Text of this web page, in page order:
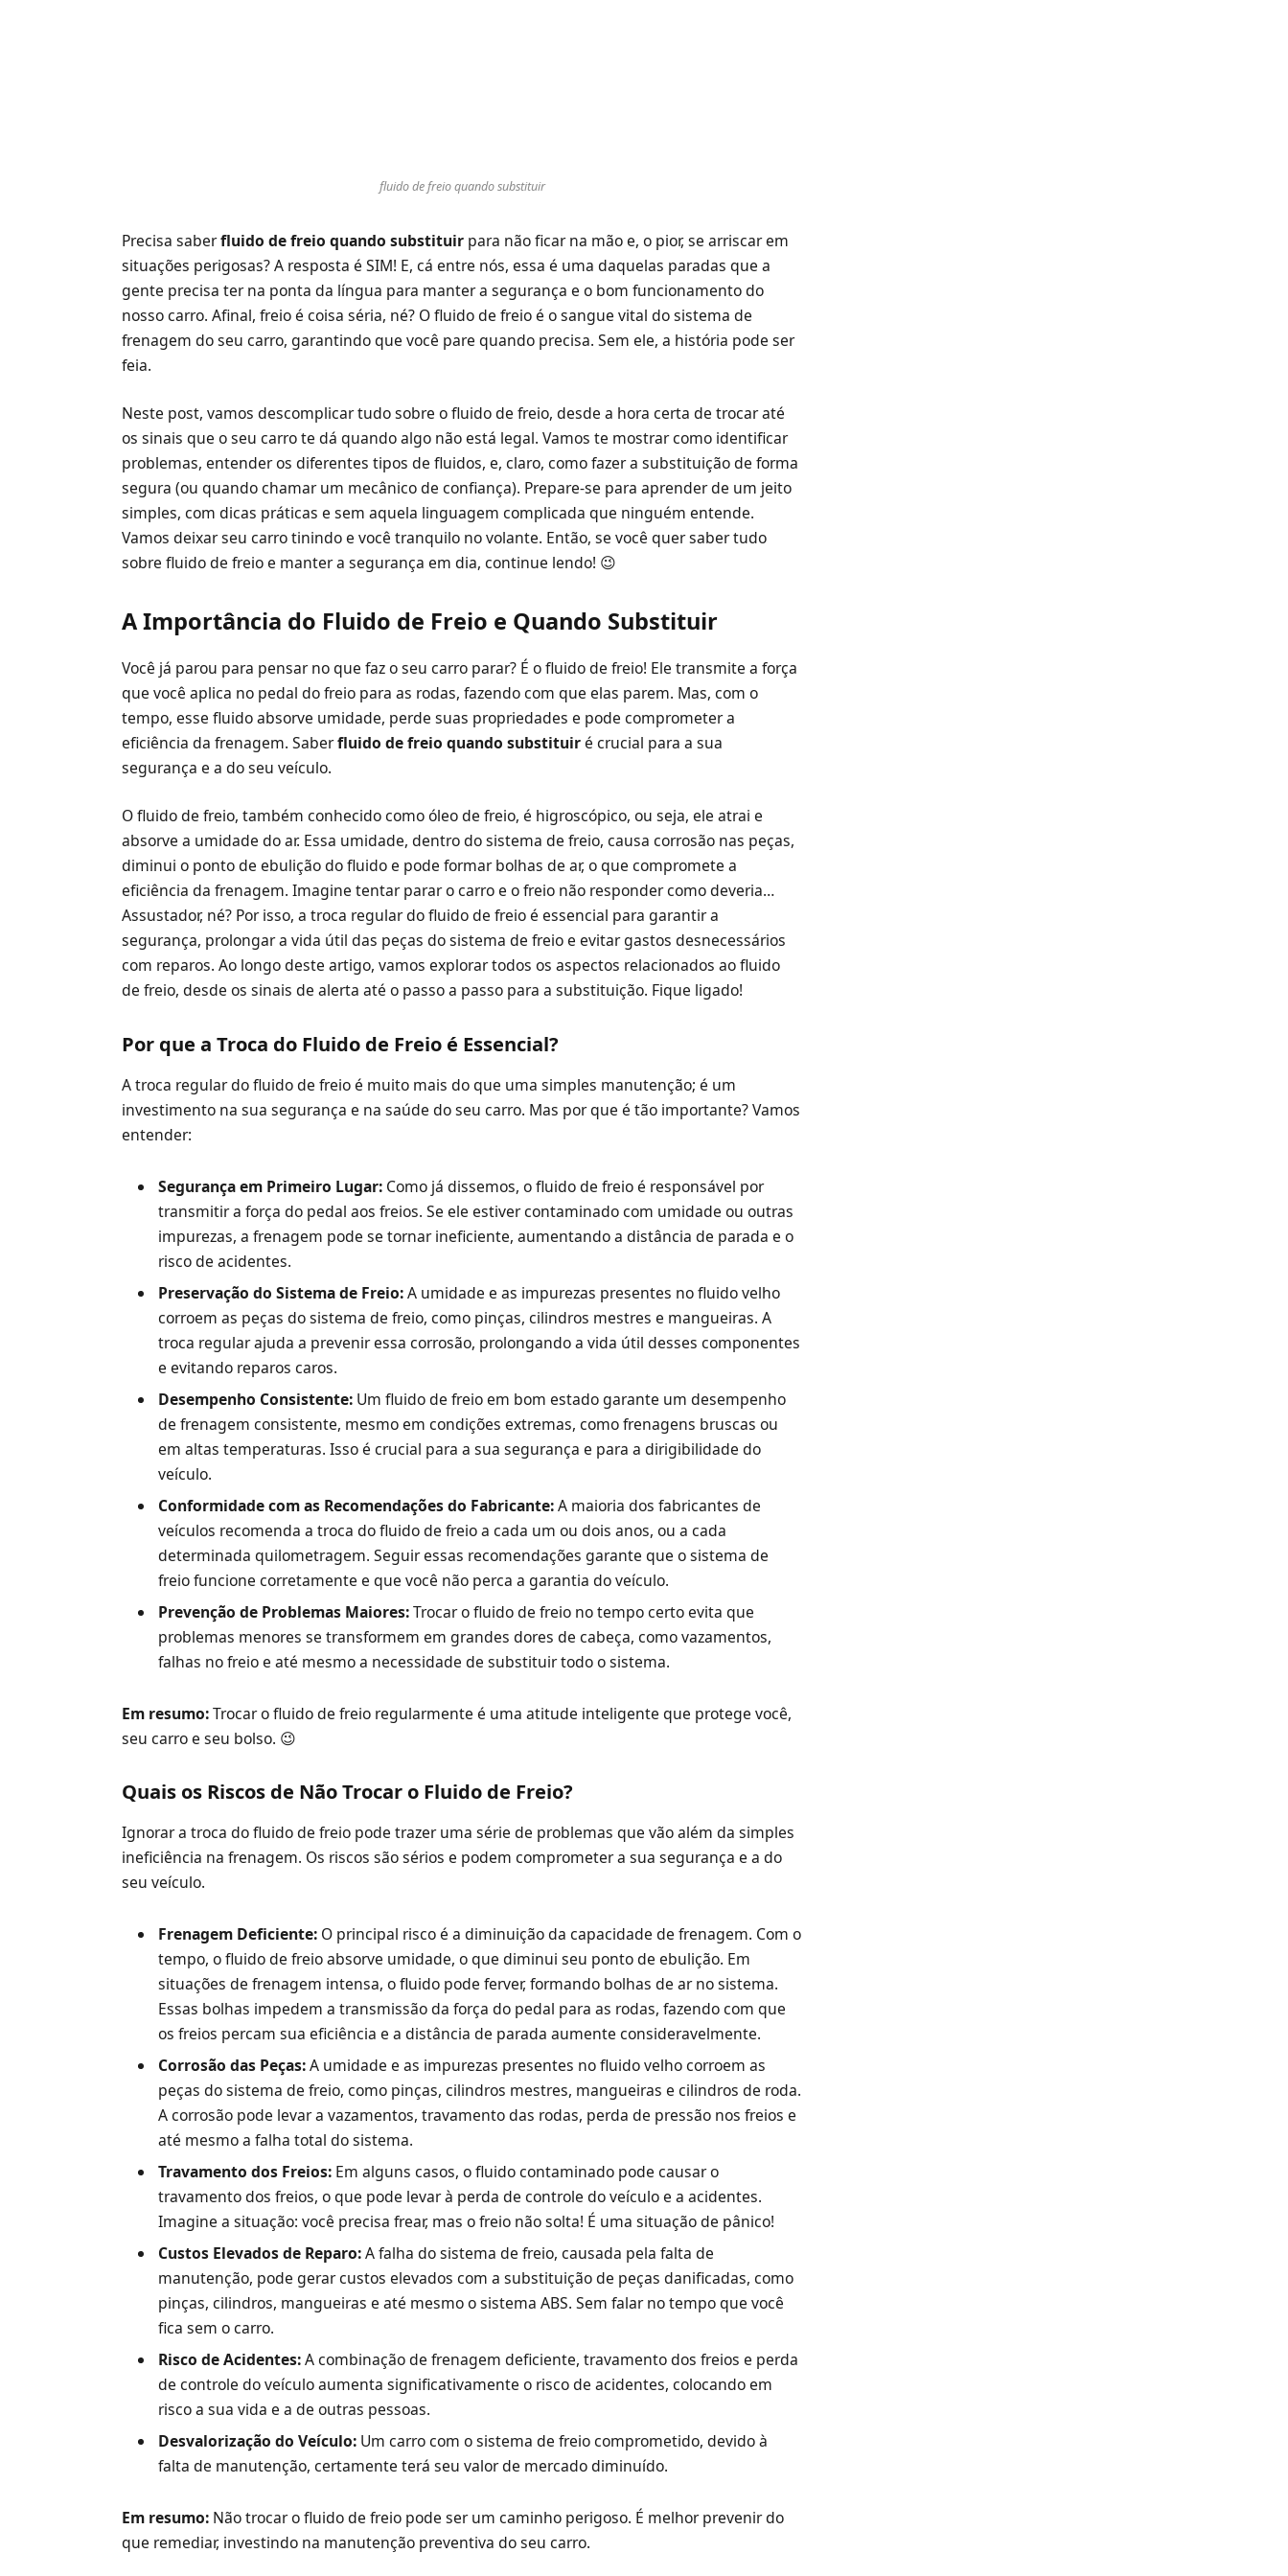
fluido de freio quando substituir
Precisa saberfluido de freio quando substituir para não ficar na mão e, o pior, se arriscar em
situações perigosas? A resposta é SIM! E, cá entre nós, essa é uma daquelas paradas que a
gente precisa ter na ponta da língua para manter a segurança e o bom funcionamento do
nosso carro. Afinal, freio é coisa séria, né? O fluido de freio é o sangue vital do sistema de
frenagem do seu carro, garantindo que você pare quando precisa. Sem ele, a história pode ser
feia.
Neste post, vamos descomplicar tudo sobre o fluido de freio, desde a hora certa de trocar até
os sinais que o seu carro te dá quando algo não está legal. Vamos te mostrar como identificar
problemas, entender os diferentes tipos de fluidos, e, claro, como fazer a substituição de forma
segura (ou quando chamar um mecânico de confiança). Prepare-se para aprender de um jeito
simples, com dicas práticas e sem aquela linguagem complicada que ninguém entende.
Vamos deixar seu carro tinindo e você tranquilo no volante. Então, se você quer saber tudo
sobre fluido de freio e manter a segurança em dia, continue lendo! 😉
A Importância do Fluido de Freio e Quando Substituir
Você já parou para pensar no que faz o seu carro parar? É o fluido de freio! Ele transmite a força
que você aplica no pedal do freio para as rodas, fazendo com que elas parem. Mas, com o
tempo, esse fluido absorve umidade, perde suas propriedades e pode comprometer a
eficiência da frenagem. Saberfluido de freio quando substituiré crucial para a sua
segurança e a do seu veículo.
O fluido de freio, também conhecido como óleo de freio, é higroscópico, ou seja, ele atrai e
absorve a umidade do ar. Essa umidade, dentro do sistema de freio, causa corrosão nas peças,
diminui o ponto de ebulição do fluido e pode formar bolhas de ar, o que compromete a
eficiência da frenagem. Imagine tentar parar o carro e o freio não responder como deveria…
Assustador, né? Por isso, a troca regular do fluido de freio é essencial para garantir a
segurança, prolongar a vida útil das peças do sistema de freio e evitar gastos desnecessários
com reparos. Ao longo deste artigo, vamos explorar todos os aspectos relacionados ao fluido
de freio, desde os sinais de alerta até o passo a passo para a substituição. Fique ligado!
Por que a Troca do Fluido de Freio é Essencial?
A troca regular do fluido de freio é muito mais do que uma simples manutenção; é um
investimento na sua segurança e na saúde do seu carro. Mas por que é tão importante? Vamos
entender:
Segurança em Primeiro Lugar: Como já dissemos, o fluido de freio é responsável por
transmitir a força do pedal aos freios. Se ele estiver contaminado com umidade ou outras
impurezas, a frenagem pode se tornar ineficiente, aumentando a distância de parada e o
risco de acidentes.
Preservação do Sistema de Freio:A umidade e as impurezas presentes no fluido velho
corroem as peças do sistema de freio, como pinças, cilindros mestres e mangueiras. A
troca regular ajuda a prevenir essa corrosão, prolongando a vida útil desses componentes
e evitando reparos caros.
Desempenho Consistente: Um fluido de freio em bom estado garante um desempenho
de frenagem consistente, mesmo em condições extremas, como frenagens bruscas ou
em altas temperaturas. Isso é crucial para a sua segurança e para a dirigibilidade do
veículo.
Conformidade com as Recomendações do Fabricante:A maioria dos fabricantes de
veículos recomenda a troca do fluido de freio a cada um ou dois anos, ou a cada
determinada quilometragem. Seguir essas recomendações garante que o sistema de
freio funcione corretamente e que você não perca a garantia do veículo.
Prevenção de Problemas Maiores:Trocar o fluido de freio no tempo certo evita que
problemas menores se transformem em grandes dores de cabeça, como vazamentos,
falhas no freio e até mesmo a necessidade de substituir todo o sistema.
Em resumo:Trocar o fluido de freio regularmente é uma atitude inteligente que protege você,
seu carro e seu bolso. 😉
Quais os Riscos de Não Trocar o Fluido de Freio?
Ignorar a troca do fluido de freio pode trazer uma série de problemas que vão além da simples
ineficiência na frenagem. Os riscos são sérios e podem comprometer a sua segurança e a do
seu veículo.
Frenagem Deficiente: O principal risco é a diminuição da capacidade de frenagem. Com o
tempo, o fluido de freio absorve umidade, o que diminui seu ponto de ebulição. Em
situações de frenagem intensa, o fluido pode ferver, formando bolhas de ar no sistema.
Essas bolhas impedem a transmissão da força do pedal para as rodas, fazendo com que
os freios percam sua eficiência e a distância de parada aumente consideravelmente.
Corrosão das Peças:A umidade e as impurezas presentes no fluido velho corroem as
peças do sistema de freio, como pinças, cilindros mestres, mangueiras e cilindros de roda.
A corrosão pode levar a vazamentos, travamento das rodas, perda de pressão nos freios e
até mesmo a falha total do sistema.
Travamento dos Freios: Em alguns casos, o fluido contaminado pode causar o
travamento dos freios, o que pode levar à perda de controle do veículo e a acidentes.
Imagine a situação: você precisa frear, mas o freio não solta! É uma situação de pânico!
Custos Elevados de Reparo:A falha do sistema de freio, causada pela falta de
manutenção, pode gerar custos elevados com a substituição de peças danificadas, como
pinças, cilindros, mangueiras e até mesmo o sistema ABS. Sem falar no tempo que você
fica sem o carro.
Risco de Acidentes:A combinação de frenagem deficiente, travamento dos freios e perda
de controle do veículo aumenta significativamente o risco de acidentes, colocando em
risco a sua vida e a de outras pessoas.
Desvalorização do Veículo: Um carro com o sistema de freio comprometido, devido à
falta de manutenção, certamente terá seu valor de mercado diminuído.
Em resumo: Não trocar o fluido de freio pode ser um caminho perigoso. É melhor prevenir do
que remediar, investindo na manutenção preventiva do seu carro.